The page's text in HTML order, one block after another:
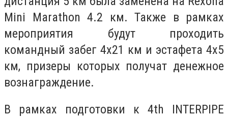
Mini Marathon 4.2 км. Также в рамках
мероприятия будут проходить
командный забег 4х21 км и эстафета 4х5
км, призеры которых получат денежное
вознаграждение.
В рамках подготовки к 4th INTERPIPE